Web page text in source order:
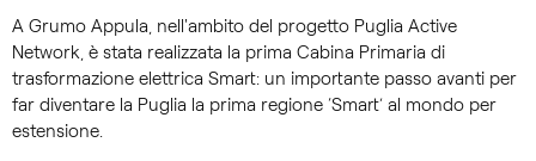
A Grumo Appula, nell'ambito del progetto Puglia Active
Network, è stata realizzata la prima Cabina Primaria di
trasformazione elettrica Smart: un importante passo avanti per
far diventare la Puglia la prima regione ‘Smart’ al mondo per
estensione.